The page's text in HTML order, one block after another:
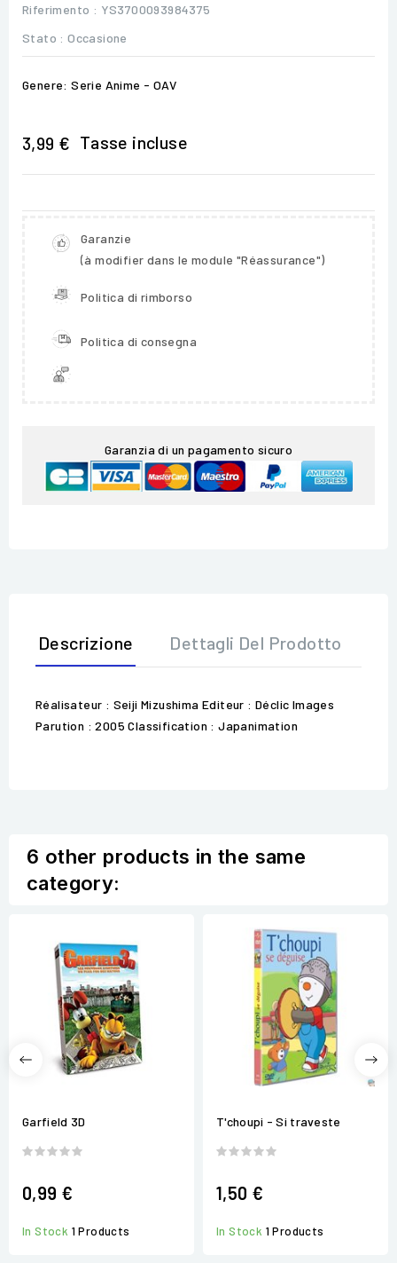
Riferimento : YS3700093984375
Stato : Occasione
Genere: Serie Anime - OAV
3,99 € Tasse incluse
Garanzie
(à modifier dans le module "Réassurance")
Politica di rimborso
Politica di consegna
Garanzia di un pagamento sicuro
Descrizione Dettagli Del Prodotto
Réalisateur : Seiji Mizushima Editeur : Déclic Images
Parution : 2005 Classification : Japanimation
6 other products in the same
category:
Garfield 3D
0,99 €
In Stock 1 Products
T'choupi - Si traveste
1,50 €
In Stock 1 Products